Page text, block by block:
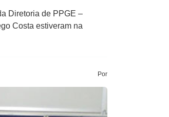
Diretoria de PPGE –
Costa estiveram na
Por